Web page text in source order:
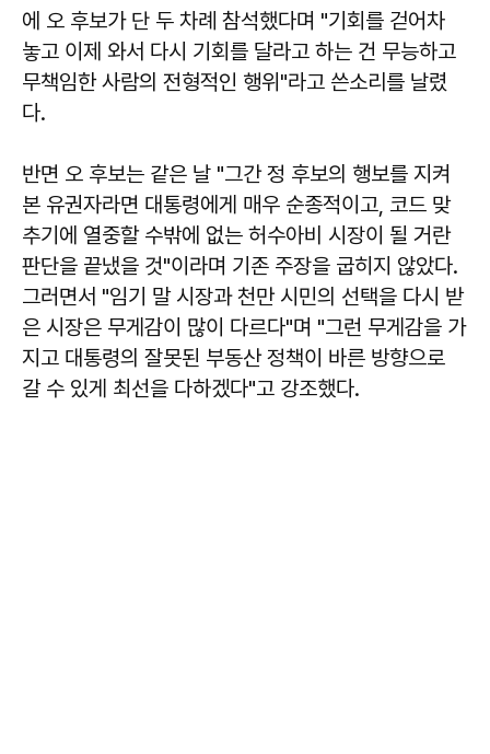
에 오 후보가 단 두 차례 참석했다며 "기회를 걷어차
놓고 이제 와서 다시 기회를 달라고 하는 건 무능하고
무책임한 사람의 전형적인 행위"라고 쓴소리를 날렸
다.
반면 오 후보는 같은 날 "그간 정 후보의 행보를 지켜
본 유권자라면 대통령에게 매우 순종적이고, 코드 맞
추기에 열중할 수밖에 없는 허수아비 시장이 될 거란
판단을 끝냈을 것"이라며 기존 주장을 굽히지 않았다.
그러면서 "임기 말 시장과 천만 시민의 선택을 다시 받
은 시장은 무게감이 많이 다르다"며 "그런 무게감을 가
지고 대통령의 잘못된 부동산 정책이 바른 방향으로
갈 수 있게 최선을 다하겠다"고 강조했다.